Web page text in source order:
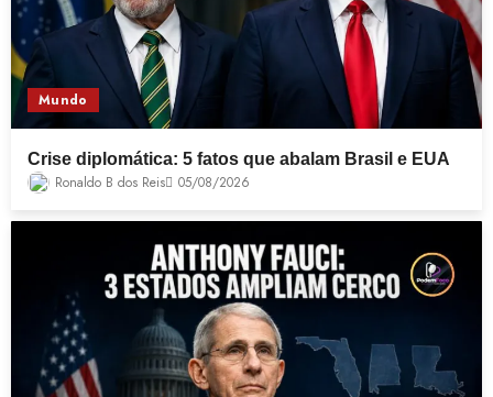
Mundo
Crise diplomática: 5 fatos que abalam Brasil e EUA
Ronaldo B dos Reis 05/08/2026